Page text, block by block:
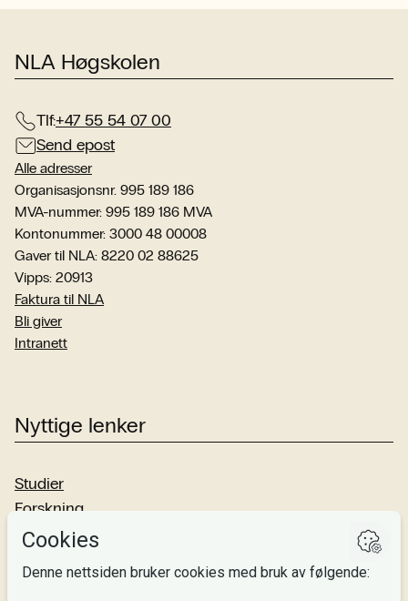
NLA Høgskolen
Tlf:+47 55 54 07 00
Send epost
Alle adresser
Organisasjonsnr. 995 189 186
MVA-nummer: 995 189 186 MVA
Kontonummer: 3000 48 00008
Gaver til NLA: 8220 02 88625
Vipps: 20913
Faktura til NLA
Bli giver
Intranett
Nyttige lenker
Studier
Forskning
Om oss